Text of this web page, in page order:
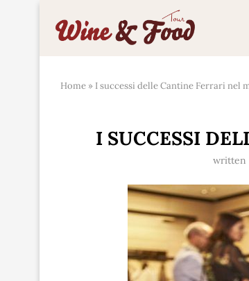
Home » I successi delle Cantine Ferrari nel
I SUCCESSI